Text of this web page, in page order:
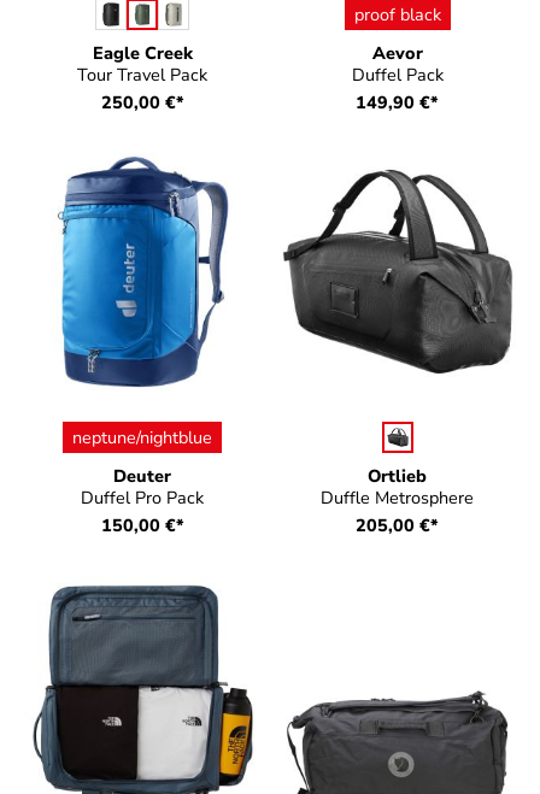
Eagle Creek
Tour Travel Pack
Farbe auswählen
250,00 €*
Aevor
Duffel Pack
Farbe auswählen
proof black
149,90 €*
Deuter
Duffel Pro Pack
Farbeauswählen
neptune/nightblue
150,00 €*
Ortlieb
Duffle Metrosphere
auswählen
205,00 €*